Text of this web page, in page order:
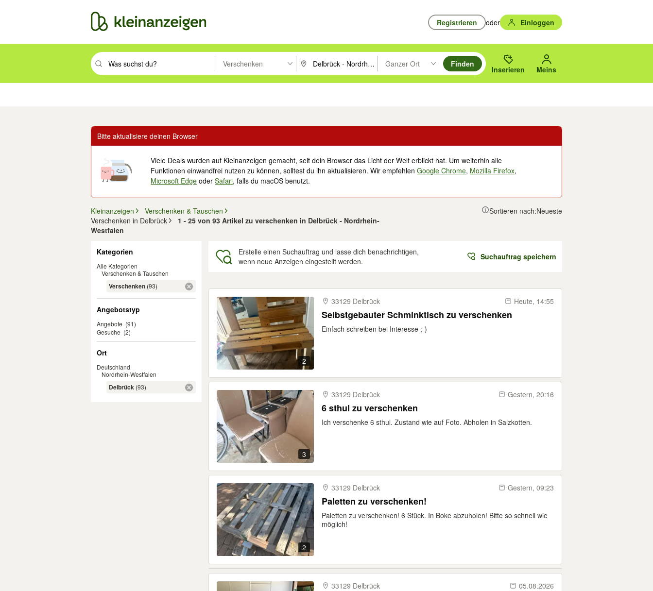
Registrieren oder Einloggen
Suchbegriff eingeben. Eingabetaste drücken um zu suchen, oder Vorschläge mit den Pfeiltasten nach oben/unten durchsuchen und mit Eingabetaste auswählen.
Verschenken PLZ oder Ort eingeben. Eingabetaste drücken um zu suchen, oder Vorschläge mit den Pfeiltasten nach oben/
Ganzer Ort
Suche im Umkreis des gewählten Orts oder PLZ.
Finden
Inserieren Meins
Bitte aktualisiere deinen Browser
Viele Deals wurden auf Kleinanzeigen gemacht, seit dein Browser das Licht der Welt erblickt hat. Um weiterhin alle
Funktionen einwandfrei nutzen zu können, solltest du ihn aktualisieren. Wir empfehlenGoogle Chrome, Mozilla Firefox,
Microsoft Edge oderSafari, falls du macOS benutzt.
Kleinanzeigen
Verschenken & Tauschen
Verschenken in Delbrück
1 - 25 von 93 Artikel zu verschenken in Delbrück - Nordrhein-
Westfalen
Sortieren nach:Neueste
Kategorien
Alle Kategorien
Verschenken & Tauschen
Verschenken (93)
Angebotstyp
Angebote (91)
Gesuche (2)
Ort
Deutschland
Nordrhein-Westfalen
Delbrück (93)
Erstelle einen Suchauftrag und lasse dich benachrichtigen,
wenn neue Anzeigen eingestellt werden.
Suchauftrag speichern
2
33129 Delbrück Heute, 14:55
Selbstgebauter Schminktisch zu verschenken
Einfach schreiben bei Interesse ;-)
3
33129 Delbrück Gestern, 20:16
6 sthul zu verschenken
Ich verschenke 6 sthul. Zustand wie auf Foto. Abholen in Salzkotten.
2
33129 Delbrück Gestern, 09:23
Paletten zu verschenken!
Paletten zu verschenken! 6 Stück. In Boke abzuholen! Bitte so schnell wie
möglich!
33129 Delbrück 05.08.2026